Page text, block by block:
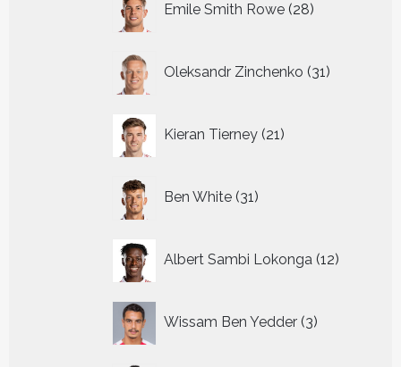
Emile Smith Rowe 28
producten
Oleksandr Zinchenko 31
producten
Kieran Tierney 21
producten
Ben White 31
producten
Albert Sambi Lokonga 12
Wissam Ben Yedder 3
producten